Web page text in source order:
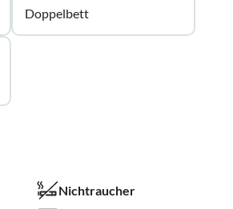
Doppelbett
Nichtraucher